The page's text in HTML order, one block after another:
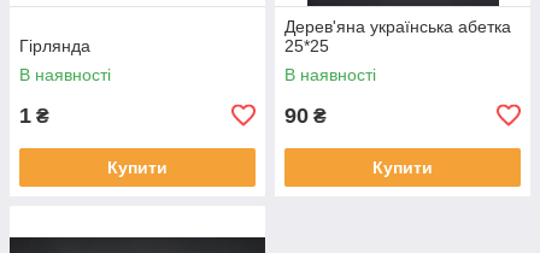
Гірлянда
В наявності
1 ₴
Купити
Дерев'яна українська абетка
25*25
В наявності
90 ₴
Купити